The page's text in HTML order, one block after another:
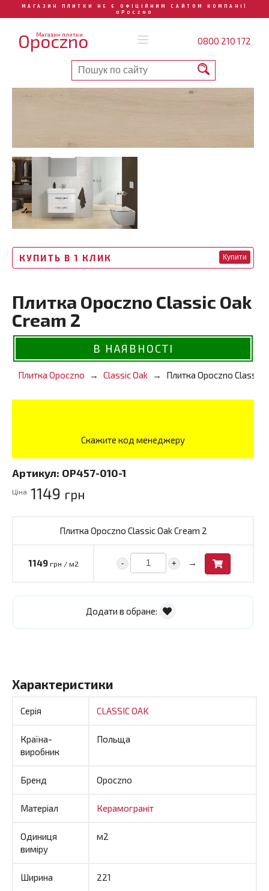
МАГАЗИН ПЛИТКИ НЕ Є ОФІЦІЙНИМ САЙТОМ КОМПАНІЇ
OPOCZNO
Магазин плитки
Opoczno 0800 210 172
КУПИТЬ В 1 КЛИК Купити
Плитка Opoczno Classic Oak
Cream 2
В НАЯВНОСТІ
Плитка Opoczno Classic Oak Плитка Opoczno Classic
Скажите код менеджеру
Артикул: OP457-010-1
Ціна 1149 грн
Плитка Opoczno Classic Oak Cream 2
1149 грн / м2 - + →
Додати в обране:
Характеристики
Серія CLASSIC OAK
Країна-
виробник
Польща
Бренд Opoczno
Матеріал Керамограніт
Одиниця
виміру
м2
Ширина 221